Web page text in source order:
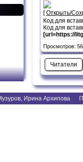
[Открыть/
Код для
Код для
[url=https://
Просмотров:
Читатели
Ирина Архипова